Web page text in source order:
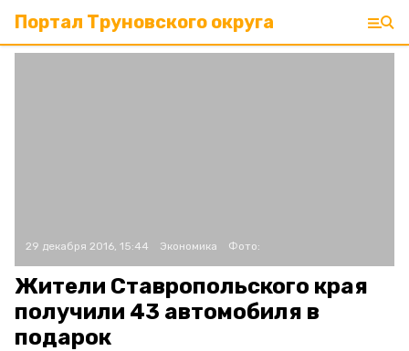
Портал Труновского округа
29 декабря 2016, 15:44 Экономика Фото:
Жители Ставропольского края
получили 43 автомобиля в
подарок